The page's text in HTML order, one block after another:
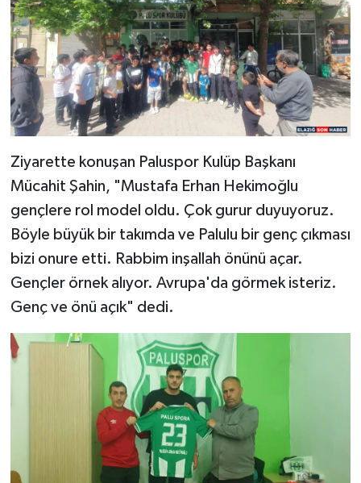
Ziyarette konuşan Paluspor Kulüp Başkanı
Mücahit Şahin, "Mustafa Erhan Hekimoğlu
gençlere rol model oldu. Çok gurur duyuyoruz.
Böyle büyük bir takımda ve Palulu bir genç çıkması
bizi onure etti. Rabbim inşallah önünü açar.
Gençler örnek alıyor. Avrupa'da görmek isteriz.
Genç ve önü açık" dedi.